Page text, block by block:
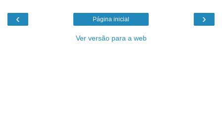
‹ ›
Página inicial
Ver versão para a web